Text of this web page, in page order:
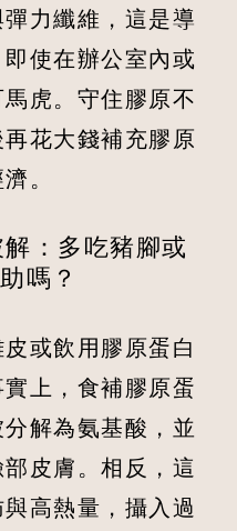
力纖維，這是導
使在辦公室內或
虎。守住膠原不
花大錢補充膠原
。
：多吃豬腳或
嗎？
或飲用膠原蛋白
上，食補膠原蛋
解為氨基酸，並
皮膚。相反，這
高熱量，攝入過